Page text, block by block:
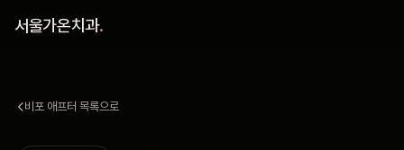
서울가온치과.
비포 애프터 목록으로